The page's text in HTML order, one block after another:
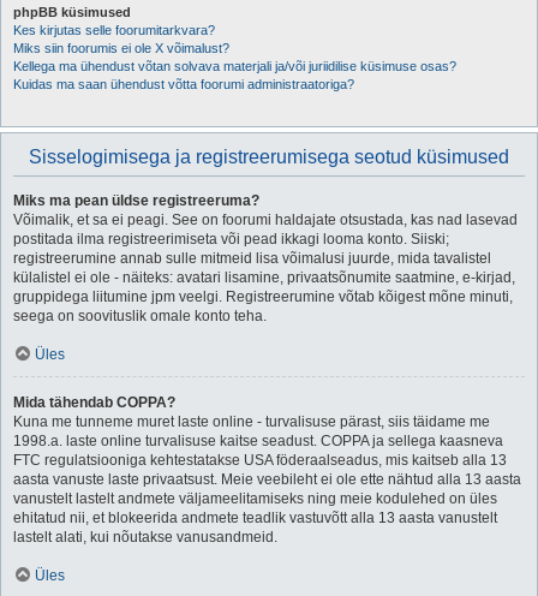
phpBB küsimused
Kes kirjutas selle foorumitarkvara?
Miks siin foorumis ei ole X võimalust?
Kellega ma ühendust võtan solvava materjali ja/või juriidilise küsimuse osas?
Kuidas ma saan ühendust võtta foorumi administraatoriga?
Sisselogimisega ja registreerumisega seotud küsimused
Miks ma pean üldse registreeruma?
Võimalik, et sa ei peagi. See on foorumi haldajate otsustada, kas nad lasevad
postitada ilma registreerimiseta või pead ikkagi looma konto. Siiski;
registreerumine annab sulle mitmeid lisa võimalusi juurde, mida tavalistel
külalistel ei ole - näiteks: avatari lisamine, privaatsõnumite saatmine, e-kirjad,
gruppidega liitumine jpm veelgi. Registreerumine võtab kõigest mõne minuti,
seega on soovituslik omale konto teha.
Üles
Mida tähendab COPPA?
Kuna me tunneme muret laste online - turvalisuse pärast, siis täidame me
1998.a. laste online turvalisuse kaitse seadust. COPPA ja sellega kaasneva
FTC regulatsiooniga kehtestatakse USA föderaalseadus, mis kaitseb alla 13
aasta vanuste laste privaatsust. Meie veebileht ei ole ette nähtud alla 13 aasta
vanustelt lastelt andmete väljameelitamiseks ning meie kodulehed on üles
ehitatud nii, et blokeerida andmete teadlik vastuvõtt alla 13 aasta vanustelt
lastelt alati, kui nõutakse vanusandmeid.
Üles